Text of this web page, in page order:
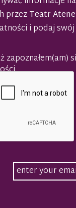
przezTeatr
i podaj
zapoznałem(am)